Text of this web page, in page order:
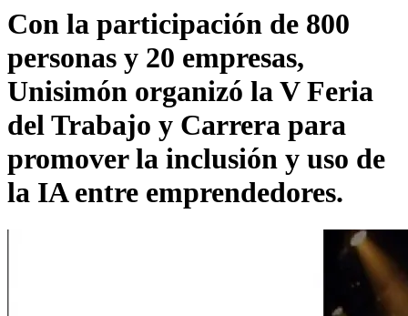
Con la participación de 800
personas y 20 empresas,
Unisimón organizó la V Feria
del Trabajo y Carrera para
promover la inclusión y uso de
la IA entre emprendedores.